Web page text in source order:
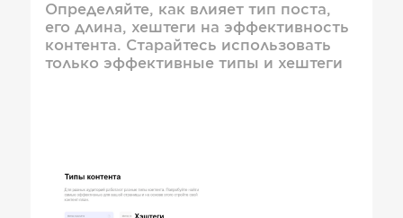
Определяйте, как влияет тип поста,
его длина, хештеги на эффективность
контента. Старайтесь использовать
только эффективные типы и хештеги